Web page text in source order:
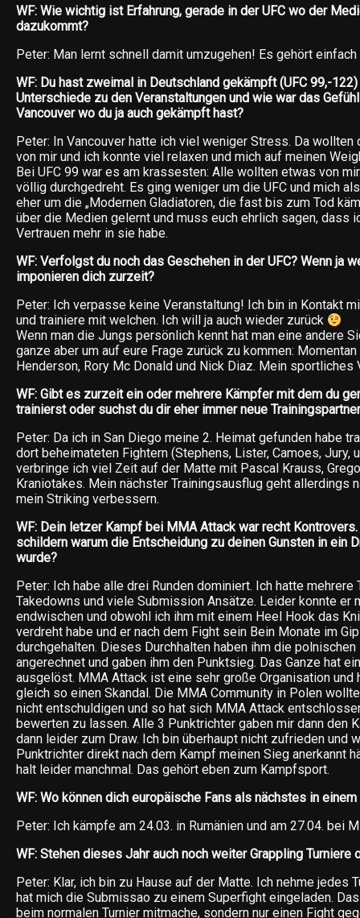
WF: Wie wichtig ist Erfahrung, gerade in der UFC wo der
dazukommt?
Peter: Man lernt schnell damit umzugehen! Es gehört
WF: Du hast zweimal in Deutschland gekämpft (UFC 99,-
Unterschiede zu den Veranstaltungen und wie war das
Vancouver wo du ja auch gekämpft hast?
Peter: In Vancouver hatte ich viel weniger Stress. Da
von mir und ich konnte viel relaxen und mich auf meinen
Bei UFC 99 war es am krassesten: Alle wollten etwas von
völlig durchgedreht. Es ging weniger um die UFC und mich
eher um die „Modernen Gladiatoren, die fast bis zum Tod
über die Medien gelernt und muss euch ehrlich sagen, dass
Vertrauen mehr in sie habe.
WF: Verfolgst du noch das Geschehen in der UFC? Wenn ja
imponieren dich zurzeit?
Peter: Ich verpasse keine Veranstaltung! Ich bin in Kontakt
und trainiere mit welchen. Ich will ja auch wieder zurück
Wenn man die Jungs persönlich kennt hat man eine andere
ganze aber um auf eure Frage zurück zu kommen:
Henderson, Rory Mc Donald und Nick Diaz. Mein sportliches
WF: Gibt es zurzeit ein oder mehrere Kämpfer mit dem du
trainierst oder suchst du dir eher immer neue
Peter: Da ich in San Diego meine 2. Heimat gefunden habe
dort beheimateten Fightern (Stephens, Lister, Camoes, Jury,
verbringe ich viel Zeit auf der Matte mit Pascal Krauss,
Kraniotakes. Mein nächster Trainingsausflug geht allerdings
mein Striking verbessern.
WF: Dein letzer Kampf bei MMA Attack war recht
schildern warum die Entscheidung zu deinen Gunsten in ein
wurde?
Peter: Ich habe alle drei Runden dominiert. Ich hatte
Takedowns und viele Submission Ansätze. Leider konnte er
endwischen und obwohl ich ihm mit einem Heel Hook das
verdreht habe und er nach dem Fight sein Bein Monate im
durchgehalten. Dieses Durchhalten haben ihm die
angerechnet und gaben ihm den Punktsieg. Das Ganze hat
ausgelöst. MMA Attack ist eine sehr große Organisation und
gleich so einen Skandal. Die MMA Community in Polen
nicht entschuldigen und so hat sich MMA Attack
bewerten zu lassen. Alle 3 Punktrichter gaben mir dann den
dann leider zum Draw. Ich bin überhaupt nicht zufrieden und
Punktrichter direkt nach dem Kampf meinen Sieg anerkannt
halt leider manchmal. Das gehört eben zum Kampfsport.
WF: Wo können dich europäische Fans als nächstes in
Peter: Ich kämpfe am 24.03. in Rumänien und am 27.04. bei
WF: Stehen dieses Jahr auch noch weiter Grappling Turniere
Peter: Klar, ich bin zu Hause auf der Matte. Ich nehme jedes
hat mich die Submissao zu einem Superfight eingeladen.
beim normalen Turnier mitmache, sondern nur einen Fight